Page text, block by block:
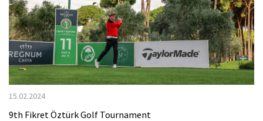
15.02.2024
9th Fikret Öztürk Golf Tournament